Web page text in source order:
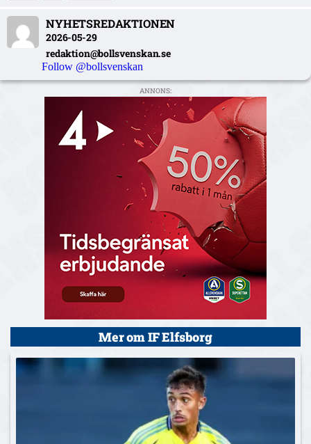
NYHETSREDAKTIONEN
2026-05-29
redaktion@bollsvenskan.se
Follow @bollsvenskan
ANNONS:
Mer om IF Elfsborg